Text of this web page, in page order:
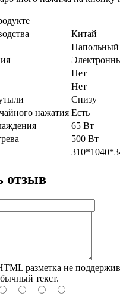
Китай
Напольный
Нет
Нет
Снизу
нажатия Есть
65 Вт
500 Вт
отзыв
разметка не
текст.